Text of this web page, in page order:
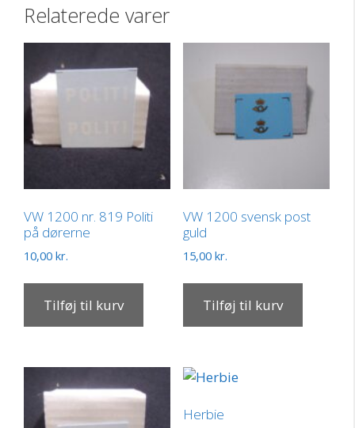
Relaterede varer
VW 1200 nr. 819 Politi
på dørerne
10,00 kr.
Tilføj til kurv
VW 1200 svensk post
guld
15,00 kr.
Tilføj til kurv
Herbie